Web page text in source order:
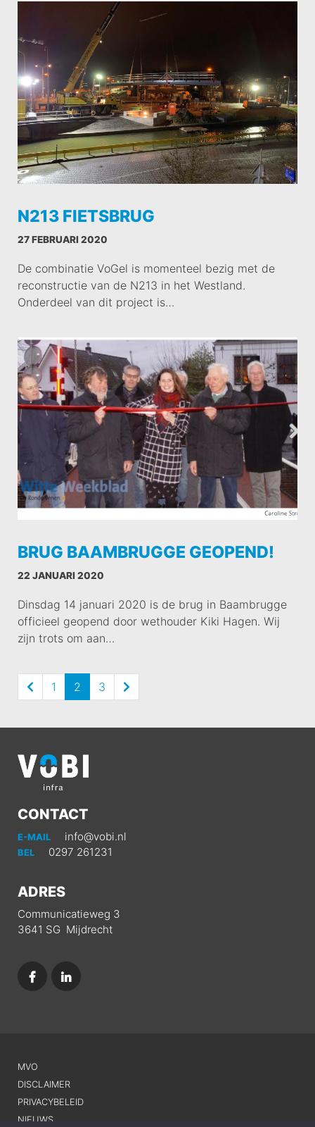
N213 FIETSBRUG
27 FEBRUARI 2020
De combinatie VoGel is momenteel bezig met de
reconstructie van de N213 in het Westland.
Onderdeel van dit project is…
BRUG BAAMBRUGGE GEOPEND!
22 JANUARI 2020
Dinsdag 14 januari 2020 is de brug in Baambrugge
officieel geopend door wethouder Kiki Hagen. Wij
zijn trots om aan…
1 2 3
CONTACT
E-MAIL info@vobi.nl
BEL 0297 261231
ADRES
Communicatieweg 3
3641 SG Mijdrecht
MVO
DISCLAIMER
PRIVACYBELEID
NIEUWS